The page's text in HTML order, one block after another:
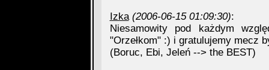
Izka (2006-06-15 01:09:30):
Niesamowity pod każdym
"Orzełkom" :) i gratulujemy mecz
(Boruc, Ebi, Jeleń --> the BEST)